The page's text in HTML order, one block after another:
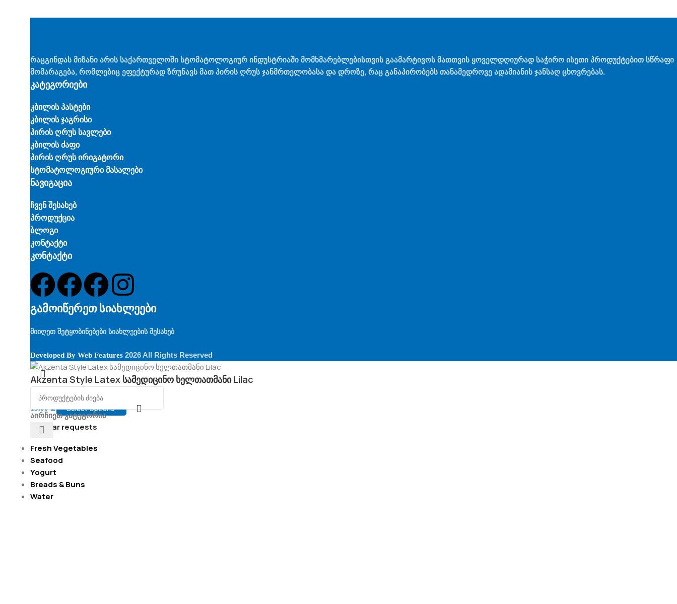
რაცგინდას მიზანი არის საქართველოში სტომატოლოგიურ ინდუსტრიაში მომხმარებლებისთვის გაამარტივოს მათთვის ყოველდღიურად საჭირო ისეთი პროდუქტებით სწრაფი
მომარაგება, რომლებიც ეფექტურად ზრუნავს მათ პირის ღრუს ჯანმრთელობასა და დროზე, რაც განაპირობებს თანამედროვე ადამიანის ჯანსაღ ცხოვრებას.
კატეგორიები
კბილის პასტები
კბილის ჯაგრისი
პირის ღრუს სავლები
კბილის ძაფი
პირის ღრუს ირიგატორი
სტომატოლოგიური მასალები
ნავიგაცია
ჩვენ შესახებ
პროდუქცია
ბლოგი
კონტაქტი
კონტაქტი
გამოიწერეთ სიახლეები
მიიღეთ შეტყობინებები სიახლეების შესახებ
Developed By Web Features 2026 All Rights Reserved
აირჩიეთ კატეგორია
Popular requests
Fresh Vegetables
Seafood
Yogurt
Breads & Buns
Water
Akzenta Style Latex სამედიცინო ხელთათმანი Lilac
13.00₾ Select Options